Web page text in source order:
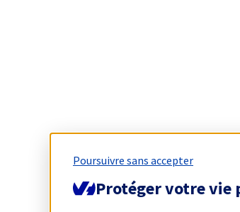
Poursuivre sans accepter
Protéger votre